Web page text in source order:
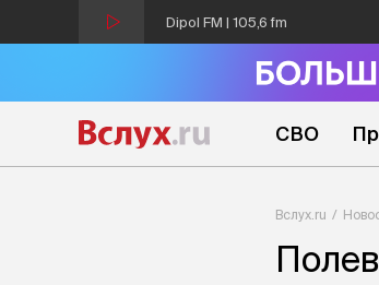
Dipol FM | 105,6 fm
СВО
Вслух.ru